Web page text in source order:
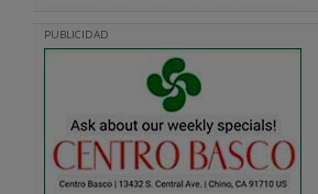
PUBLICIDAD